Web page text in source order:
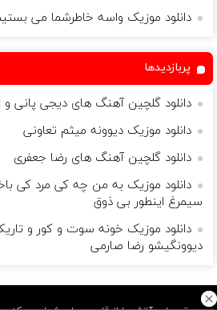
دانلود موزیک واسه خاطرشما می
پربازدیدها
دانلود گلچین آهنگ های دیجی پانی و
دانلود موزیک دیوونه میثم تعاونی
دانلود گلچین آهنگ های رضا جعفری
دانلود موزیک به من چه کی مرد کی
سیمرغ اینطور بی ذوق
دانلود موزیک خونه سوت و کور و
دیوونگیشو رضا صارمی